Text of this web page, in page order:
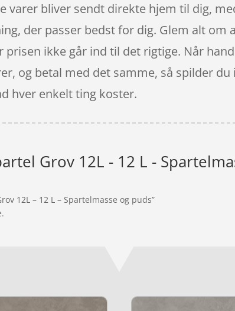
varer bliver sendt direkte hjem til dig,
der passer bedst for dig. Glem alt om
ikke går ind til det rigtige. Når
og betal med det samme, så spilder
hver enkelt ting koster.
Grov 12L - 12 L -
12L – 12 L – Spartelmasse og puds”